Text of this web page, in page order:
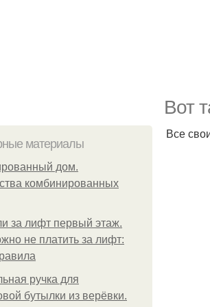
Вот
материалы
дом.
комбинированных
за лифт первый этаж.
не платить за лифт:
ручка для
бутылки из верёвки.
Все